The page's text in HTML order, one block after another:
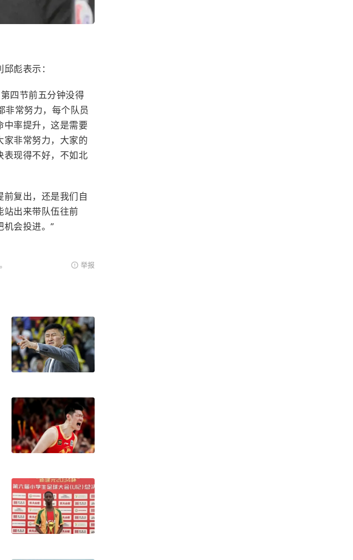
彪表示：
四节前五分钟没得
非常努力，每个队员
率提升，这是需要
家非常努力，大家的
表现得不好，不如北
复出，还是我们自
站出来带队伍往前
会投进。”
举报